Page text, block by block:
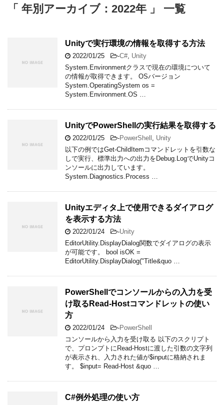
「 年別アーカイブ：2022年 」 一覧
Unityで実行環境の情報を取得する方法
2022/01/25 -C#, Unity
System.Environmentクラスで現在の環境について
の情報が取得できます。 OSバージョン
System.OperatingSystem os =
System.Environment.OS …
UnityでPowerShellの実行結果を取得する
2022/01/25 -PowerShell
Unity
以下の例ではGet-ChildItemコマンドレットを引数な
しで実行、標準出力への出力をDebug.LogでUnityコ
ンソールに出力しています。
System.Diagnostics.Process …
Unityエディタ上で使用できるダイアログ
を表示する方法
2022/01/24 -Unity
EditorUtility.DisplayDialog関数でダイアログの表示
が可能です。 bool isOK =
EditorUtility.DisplayDialog("Title&quo …
PowerShellでコンソールからの入力を受
け取るRead-Hostコマンドレットの使い
方
2022/01/24 -PowerShell
コンソールから入力を受け取る 以下のスクリプト
で、プロンプトにRead-Hostに渡した引数の文字列
が表示され、入力された値が$inputに格納されま
す。 $input= Read-Host &quo …
C#例外処理の使い方